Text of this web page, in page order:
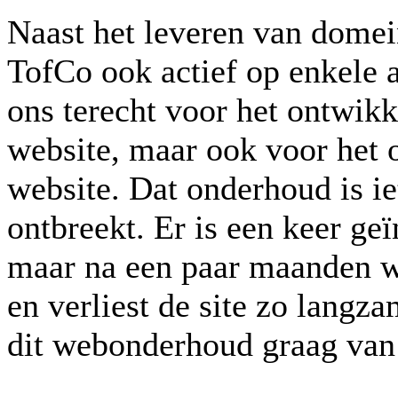
Naast het leveren van
TofCo ook actief op enkele
ons terecht voor het
website, maar ook voor het
website. Dat onderhoud is
ontbreekt. Er is een keer
maar na een paar maanden
en verliest de site zo
dit webonderhoud graag